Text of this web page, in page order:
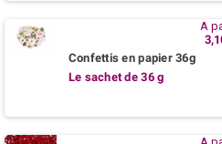
Confettis en papier 36g
Le sachet de 36 g
A